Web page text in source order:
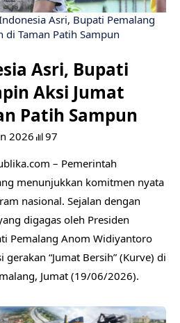
Asri, Bupati Pemalang
di Taman Patih Sampun
Asri, Bupati
Aksi Jumat
Patih Sampun
2026 97
– Pemerintah
menunjukkan komitmen nyata
nasional. Sejalan dengan
digagas oleh Presiden
Pemalang Anom Widiyantoro
“Jumat Bersih” (Kurve) di
Jumat (19/06/2026).